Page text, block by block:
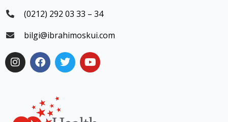
(0212) 292 03 33 – 34
bilgi@ibrahimoskui.com